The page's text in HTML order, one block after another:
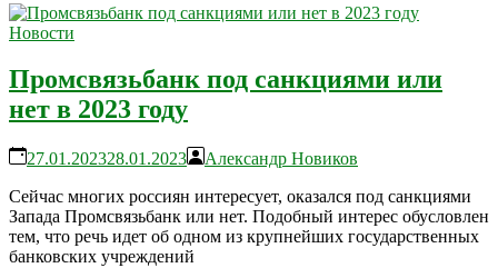
Новости
Промсвязьбанк под санкциями или
нет в 2023 году
27.01.202328.01.2023
Александр Новиков
Сейчас многих россиян интересует, оказался под санкциями
Запада Промсвязьбанк или нет. Подобный интерес обусловлен
тем, что речь идет об одном из крупнейших государственных
банковских учреждений